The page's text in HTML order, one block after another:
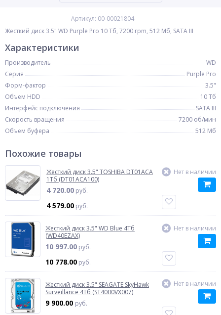
Артикул: 00-00021804
Жесткий диск 3.5" WD Purple Pro 10 Тб, 7200 rpm, 512 Мб, SATA III
Характеристики
Производитель
WD
Серия
Purple Pro
Форм-фактор
3.5"
Объем HDD
10 Тб
Интерфейс подключения
SATA III
Скорость вращения
7200 об/мин
Объем буфера
512 Мб
Похожие товары
Жесткий диск 3.5" TOSHIBA DT01ACA
1Тб (DT01ACA100)
4 720.00 руб.
4 579.00 руб.
Нет в наличии
Жесткий диск 3.5" WD Blue 4Тб
(WD40EZAX)
10 997.00 руб.
10 778.00 руб.
Нет в наличии
Жесткий диск 3.5" SEAGATE SkyHawk
Surveillance 4Тб (ST4000VX007)
9 900.00 руб.
Нет в наличии